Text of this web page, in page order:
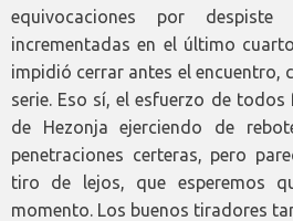
equivocaciones por
incrementadas en el último
impidió cerrar antes el encuentro,
serie. Eso sí, el esfuerzo de
de Hezonja ejerciendo de
penetraciones certeras, pero
tiro de lejos, que esperemos
momento. Los buenos tiradores